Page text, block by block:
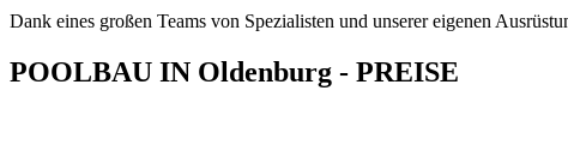
Dank eines großen Teams von Spezialisten und unserer eigenen
POOLBAU IN Oldenburg - PREISE